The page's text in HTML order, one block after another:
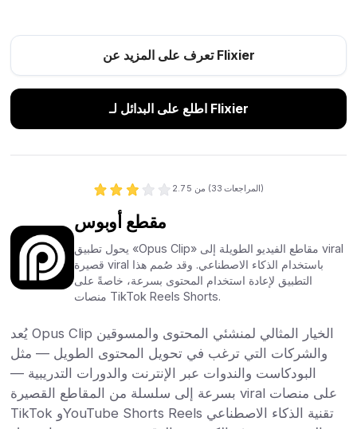
تعرف على المزيد عن Flixier
اطلع على البدائل لـ Flixier
2.7 من 5 (33 المراجعات)
مقطع أوبوس
يحول تطبيق «Opus Clip» مقاطع الفيديو الطويلة إلى viral
قصيرة viral باستخدام الذكاء الاصطناعي. وقد صُمم هذا
التطبيق لإعادة استخدام المحتوى بسرعة، خاصةً على
منصات TikTok Reels Shorts.
يُعد Opus Clip الخيار المثالي لمنشئي المحتوى والمسوقين
والشركات التي ترغب في تحويل المحتوى الطويل — مثل
البودكاست والندوات عبر الإنترنت والدورات التدريبية —
بسرعة إلى سلسلة من المقاطع القصيرة viral على منصات
TikTok وYouTube Shorts Reels تقنية الذكاء الاصطناعي